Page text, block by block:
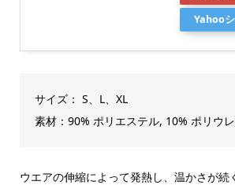
Yahoo
サイズ： S、L、XL
素材：90% ポリエステル, 10% ポリウ
ウエアの伸縮によって発熱し、温かさが続